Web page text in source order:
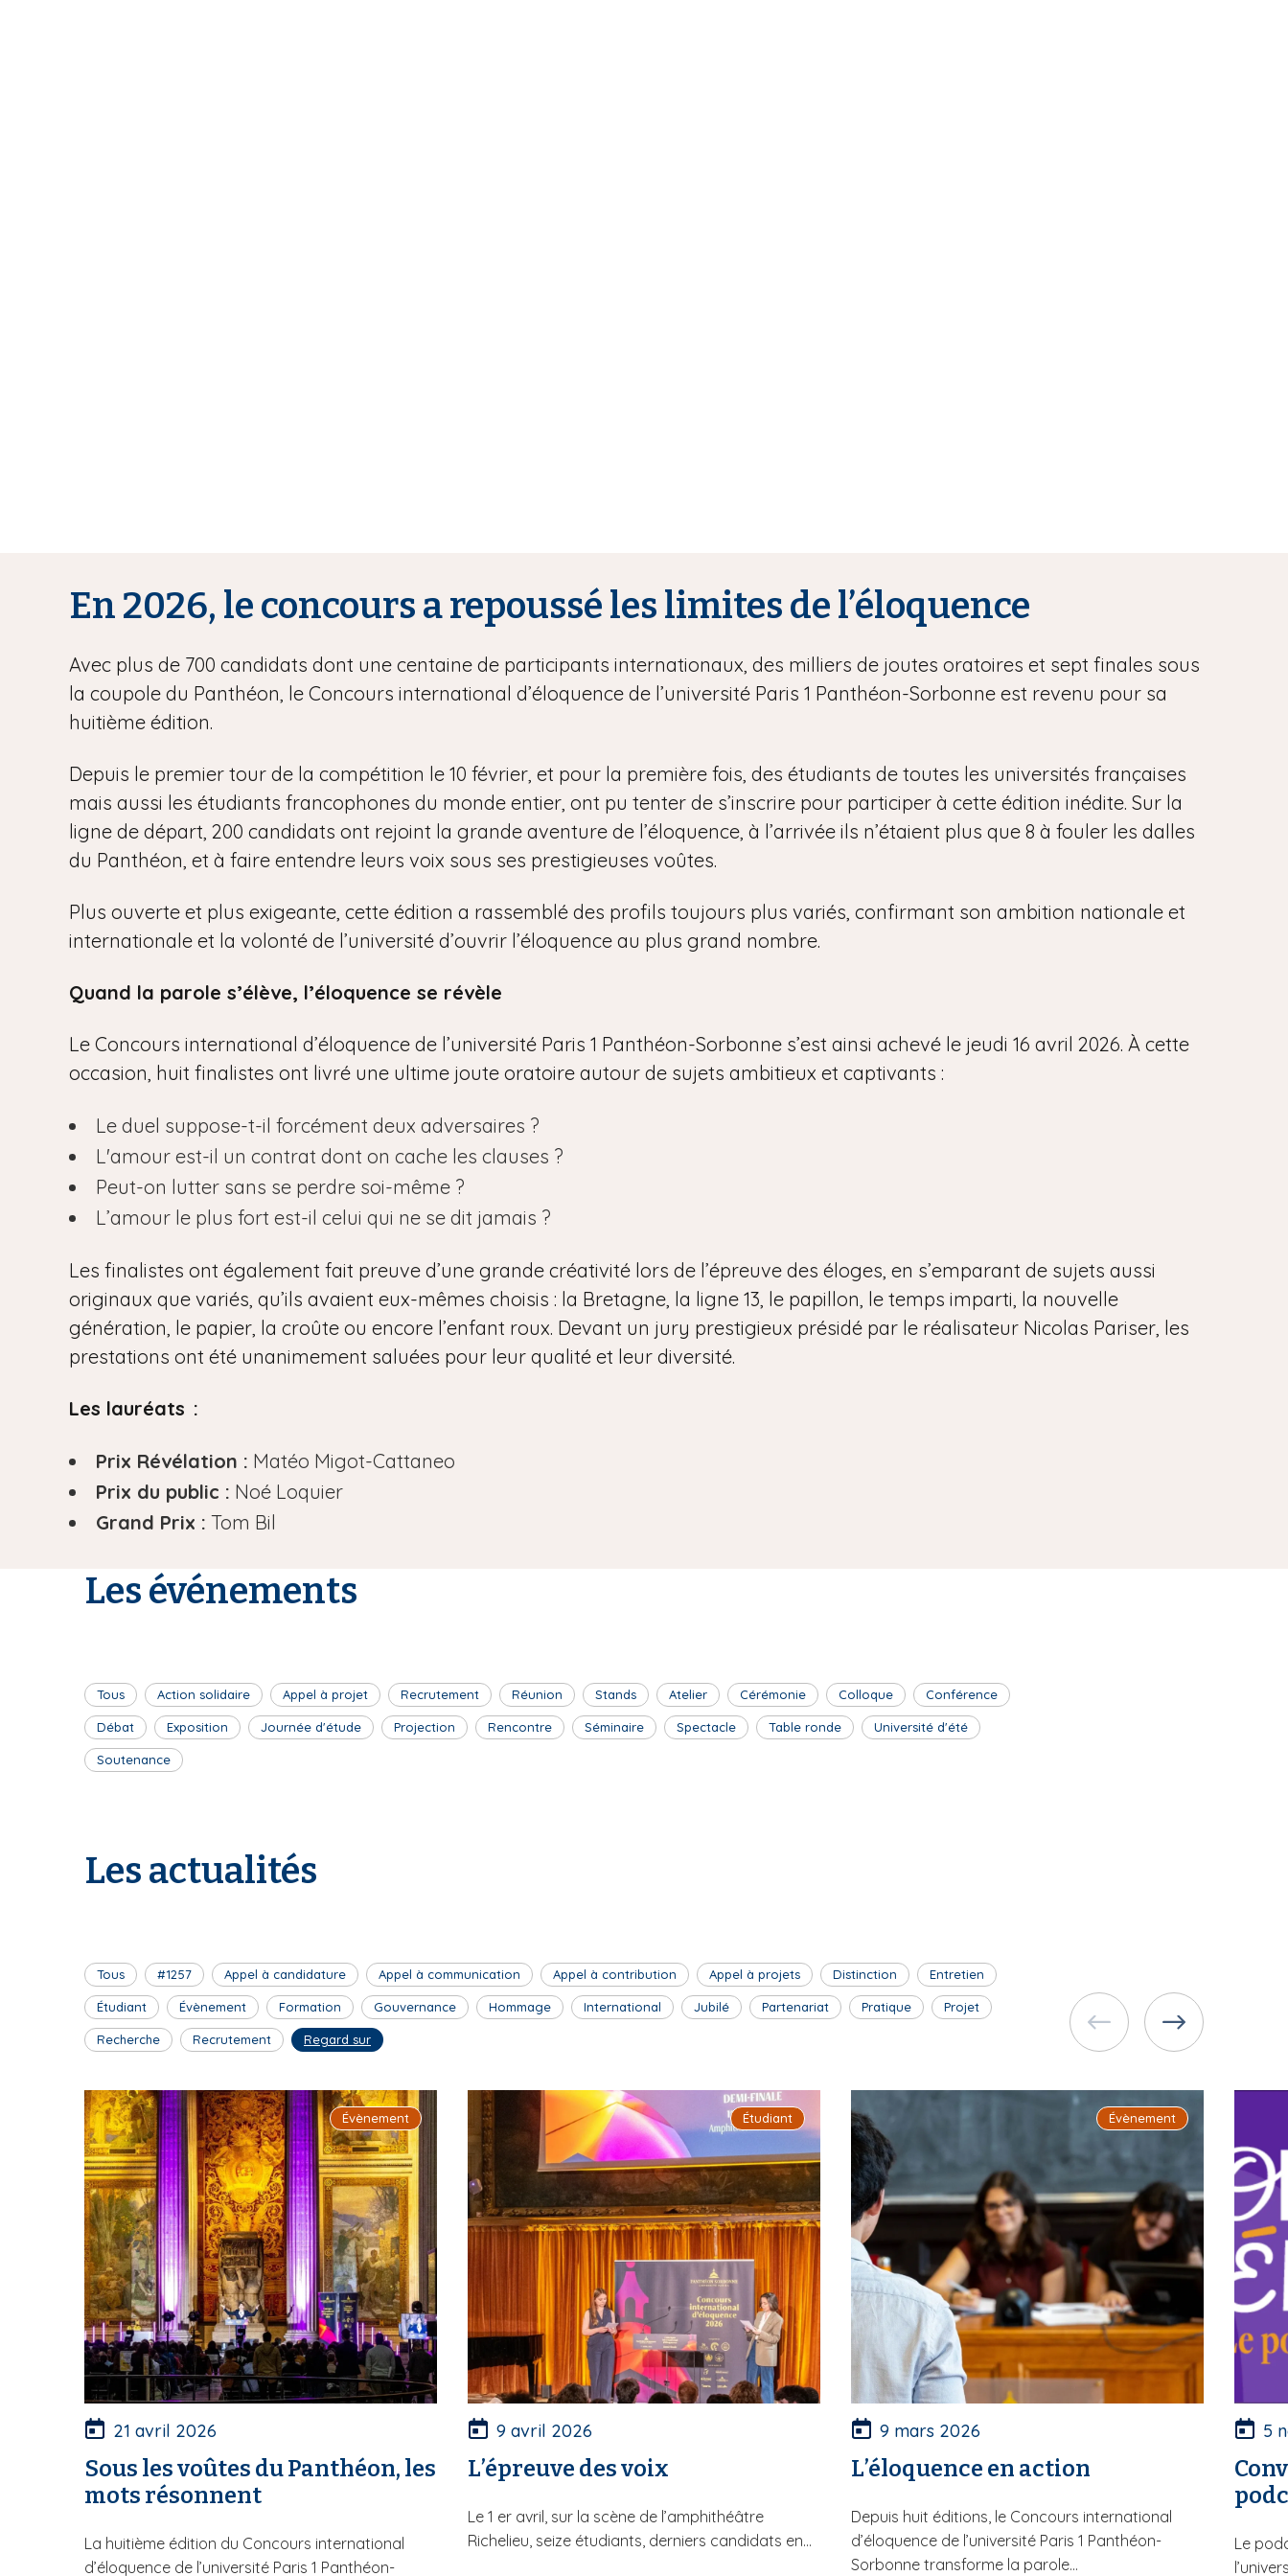
En 2026, le concours a repoussé les limites de l’éloquence
Avec plus de 700 candidats dont une centaine de participants internationaux, des milliers de joutes oratoires et sept finales sous
la coupole du Panthéon, le Concours international d’éloquence de l’université Paris 1 Panthéon-Sorbonne est revenu pour sa
huitième édition.
Depuis le premier tour de la compétition le 10 février, et pour la première fois, des étudiants de toutes les universités françaises
mais aussi les étudiants francophones du monde entier, ont pu tenter de s’inscrire pour participer à cette édition inédite. Sur la
ligne de départ, 200 candidats ont rejoint la grande aventure de l’éloquence, à l’arrivée ils n’étaient plus que 8 à fouler les dalles
du Panthéon, et à faire entendre leurs voix sous ses prestigieuses voûtes.
Plus ouverte et plus exigeante, cette édition a rassemblé des profils toujours plus variés, confirmant son ambition nationale et
internationale et la volonté de l’université d’ouvrir l’éloquence au plus grand nombre.
Quand la parole s’élève, l’éloquence se révèle
Le Concours international d’éloquence de l’université Paris 1 Panthéon-Sorbonne s’est ainsi achevé le jeudi 16 avril 2026. À cette
occasion, huit finalistes ont livré une ultime joute oratoire autour de sujets ambitieux et captivants :
Le duel suppose-t-il forcément deux adversaires ?
L'amour est-il un contrat dont on cache les clauses ?
Peut-on lutter sans se perdre soi-même ?
L’amour le plus fort est-il celui qui ne se dit jamais ?
Les finalistes ont également fait preuve d’une grande créativité lors de l’épreuve des éloges, en s’emparant de sujets aussi
originaux que variés, qu’ils avaient eux-mêmes choisis : la Bretagne, la ligne 13, le papillon, le temps imparti, la nouvelle
génération, le papier, la croûte ou encore l’enfant roux. Devant un jury prestigieux présidé par le réalisateur Nicolas Pariser, les
prestations ont été unanimement saluées pour leur qualité et leur diversité.
Les lauréats :
Prix Révélation : Matéo Migot-Cattaneo
Prix du public : Noé Loquier
Grand Prix : Tom Bil
Les événements
Tous Action solidaire Appel à projet Recrutement Réunion Stands Atelier Cérémonie Colloque Conférence
Débat Exposition Journée d'étude Projection Rencontre Séminaire Spectacle Table ronde Université d'été
Soutenance
Les actualités
Tous #1257 Appel à candidature Appel à communication Appel à contribution Appel à projets Distinction Entretien
Étudiant Évènement Formation Gouvernance Hommage International Jubilé Partenariat Pratique Projet
Recherche Recrutement Regard sur
Évènement
21 avril 2026
Sous les voûtes du Panthéon, les
mots résonnent
La huitième édition du Concours international
d’éloquence de l’université Paris 1 Panthéon-
Étudiant
9 avril 2026
L’épreuve des voix
Le 1 er avril, sur la scène de l’amphithéâtre
Richelieu, seize étudiants, derniers candidats en...
Évènement
9 mars 2026
L’éloquence en action
Depuis huit éditions, le Concours international
d’éloquence de l’université Paris 1 Panthéon-
Sorbonne transforme la parole...
5
Le